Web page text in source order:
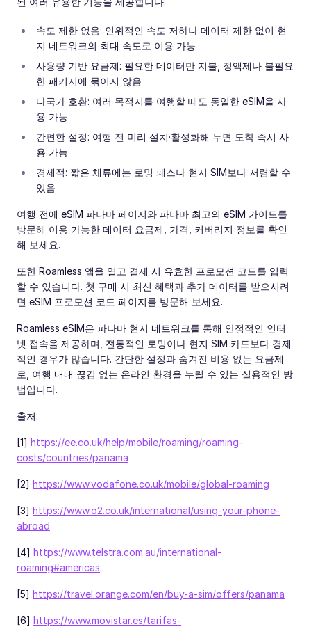
속도 제한 없음: 인위적인 속도 저하나 데이터 제한 없이 현
지 네트워크의 최대 속도로 이용 가능
사용량 기반 요금제: 필요한 데이터만 지불, 정액제나 불필요
한 패키지에 묶이지 않음
다국가 호환: 여러 목적지를 여행할 때도 동일한 eSIM을 사
용 가능
간편한 설정: 여행 전 미리 설치·활성화해 두면 도착 즉시 사
용 가능
경제적: 짧은 체류에는 로밍 패스나 현지 SIM보다 저렴할 수
있음
여행 전에 eSIM 파나마 페이지와 파나마 최고의 eSIM 가이드를
방문해 이용 가능한 데이터 요금제, 가격, 커버리지 정보를 확인
해 보세요.
또한 Roamless 앱을 열고 결제 시 유효한 프로모션 코드를 입력
할 수 있습니다. 첫 구매 시 최신 혜택과 추가 데이터를 받으시려
면 eSIM 프로모션 코드 페이지를 방문해 보세요.
Roamless eSIM은 파나마 현지 네트워크를 통해 안정적인 인터
넷 접속을 제공하며, 전통적인 로밍이나 현지 SIM 카드보다 경제
적인 경우가 많습니다. 간단한 설정과 숨겨진 비용 없는 요금제
로, 여행 내내 끊김 없는 온라인 환경을 누릴 수 있는 실용적인 방
법입니다.
출처:
[1] https://ee.co.uk/help/mobile/roaming/roaming-
costs/countries/panama
[2] https://www.vodafone.co.uk/mobile/global-roaming
[3] https://www.o2.co.uk/international/using-your-phone-
abroad
[4] https://www.telstra.com.au/international-
roaming#americas
[5] https://travel.orange.com/en/buy-a-sim/offers/panama
[6] https://www.movistar.es/tarifas-